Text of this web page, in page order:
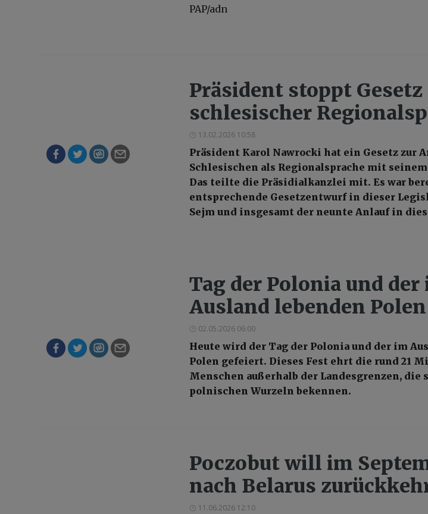
PAP/adn
Präsident stoppt Gesetz
schlesischer
13.02.2026 10:58
Präsident Karol Nawrocki hat ein Gesetz zur
Schlesischen als Regionalsprache mit
Das teilte die Präsidialkanzlei mit. Es war
entsprechende Gesetzentwurf in dieser
Sejm und insgesamt der neunte Anlauf in
Tag der Polonia und der
Ausland lebenden Polen
02.05.2026 06:00
Heute wird der Tag der Polonia und der im
Polen gefeiert. Dieses Fest ehrt die rund 21
Menschen außerhalb der Landesgrenzen, die
polnischen Wurzeln bekennen.
Poczobut will im
nach Belarus
11.06.2026 12:10